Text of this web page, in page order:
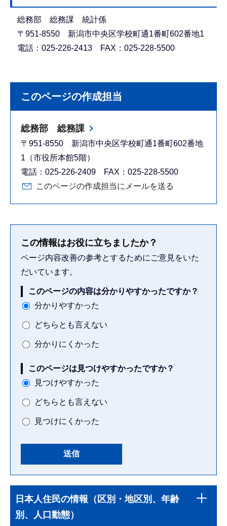
総務部 総務課 統計係
〒951-8550 新潟市中央区学校町通1番町602番地1
電話：025-226-2413 FAX：025-228-5500
このページの作成担当
総務部 総務課
〒951-8550 新潟市中央区学校町通1番町602番地
1（市役所本館5階）
電話：025-226-2409 FAX：025-228-5500
このページの作成担当にメールを送る
この情報はお役に立ちましたか？
ページ内容改善の参考とするためにご意見をいた
だいています。
このページの内容は分かりやすかったですか？
分かりやすかった
どちらとも言えない
分かりにくかった
このページは見つけやすかったですか？
見つけやすかった
どちらとも言えない
見つけにくかった
文
こ
ブ
ナ
日本人住民の情報（区別・地区別、年齢
別、人口動態）